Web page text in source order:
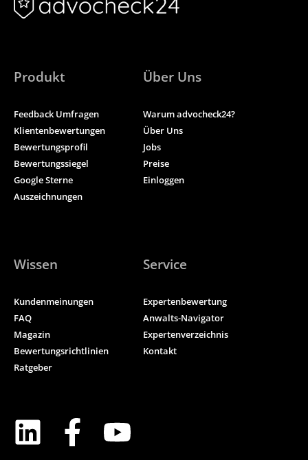
Produkt
Feedback Umfragen
Klientenbewertungen
Bewertungsprofil
Bewertungssiegel
Google Sterne
Auszeichnungen
Über Uns
Warum advocheck24?
Über Uns
Jobs
Preise
Einloggen
Wissen
Kundenmeinungen
FAQ
Magazin
Bewertungsrichtlinien
Ratgeber
Service
Expertenbewertung
Anwalts-Navigator
Expertenverzeichnis
Kontakt